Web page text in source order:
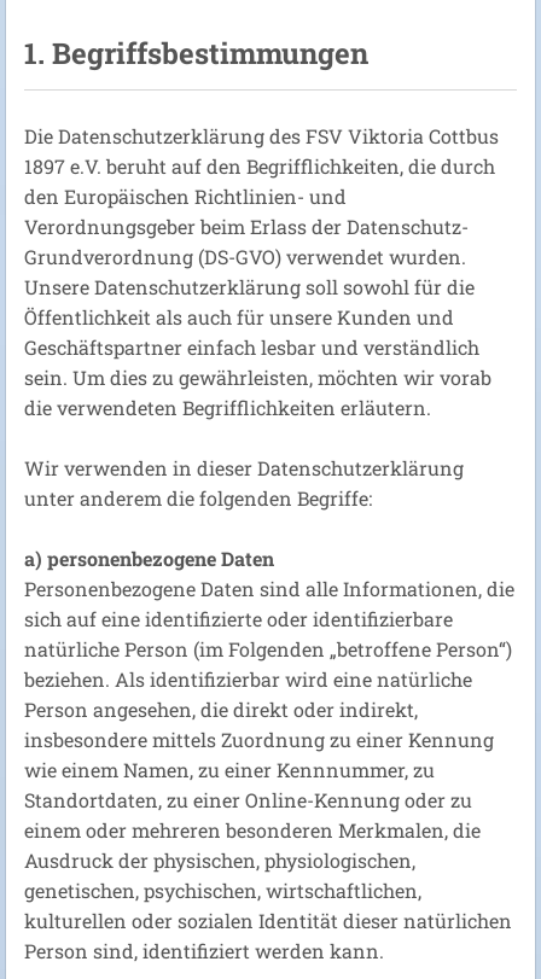
1. Begriffsbestimmungen
Die Datenschutzerklärung des FSV Viktoria Cottbus
1897 e.V. beruht auf den Begrifflichkeiten, die durch
den Europäischen Richtlinien- und
Verordnungsgeber beim Erlass der Datenschutz-
Grundverordnung (DS-GVO) verwendet wurden.
Unsere Datenschutzerklärung soll sowohl für die
Öffentlichkeit als auch für unsere Kunden und
Geschäftspartner einfach lesbar und verständlich
sein. Um dies zu gewährleisten, möchten wir vorab
die verwendeten Begrifflichkeiten erläutern.
Wir verwenden in dieser Datenschutzerklärung
unter anderem die folgenden Begriffe:
a) personenbezogene Daten
Personenbezogene Daten sind alle Informationen, die
sich auf eine identifizierte oder identifizierbare
natürliche Person (im Folgenden „betroffene Person“)
beziehen. Als identifizierbar wird eine natürliche
Person angesehen, die direkt oder indirekt,
insbesondere mittels Zuordnung zu einer Kennung
wie einem Namen, zu einer Kennnummer, zu
Standortdaten, zu einer Online-Kennung oder zu
einem oder mehreren besonderen Merkmalen, die
Ausdruck der physischen, physiologischen,
genetischen, psychischen, wirtschaftlichen,
kulturellen oder sozialen Identität dieser natürlichen
Person sind, identifiziert werden kann.